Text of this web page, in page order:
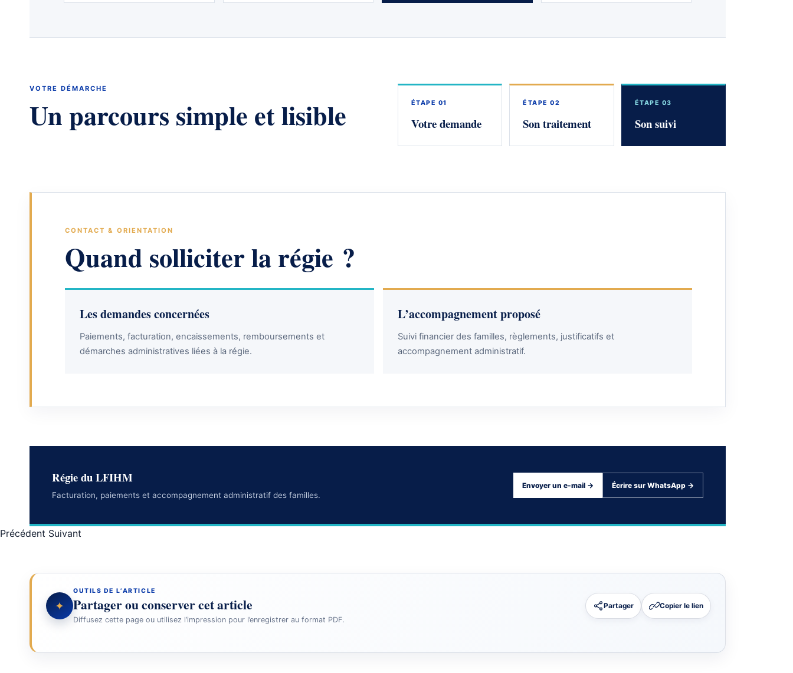
VOTRE DÉMARCHE
Un parcours simple et lisible ÉTAPE 01
Votre demande
ÉTAPE 02
Son traitement
ÉTAPE 03
Son suivi
CONTACT & ORIENTATION
Quand solliciter la régie ?
Les demandes concernées
Paiements, facturation, encaissements, remboursements et
démarches administratives liées à la régie.
L’accompagnement proposé
Suivi financier des familles, règlements, justificatifs et
accompagnement administratif.
Régie du LFIHM
Facturation, paiements et accompagnement administratif des familles.
Envoyer un e-mail → Écrire sur WhatsApp →
Article précédent : CDI-Chargé de communication
Précédent Article suivant : Intendant
Suivant
✦
OUTILS DE L’ARTICLE
Partager ou conserver cet article
Diffusez cette page ou utilisez l’impression pour l’enregistrer au format PDF.
Partager Copier le lien